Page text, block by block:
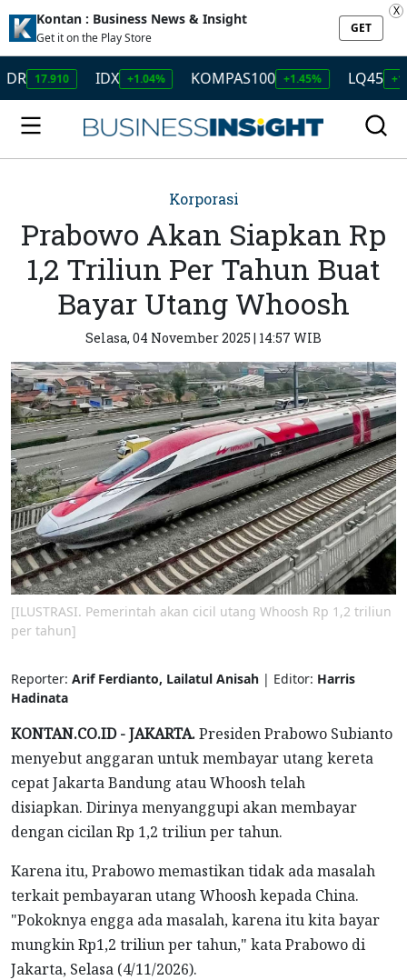
Kontan : Business News & Insight
Get it on the Play Store
GET
X
17.910 IDX +1.04% KOMPAS100 +1.45% LQ45 +1.50%
Korporasi
Prabowo Akan Siapkan Rp
1,2 Triliun Per Tahun Buat
Bayar Utang Whoosh
Selasa, 04 November 2025 | 14:57 WIB
[ILUSTRASI. Pemerintah akan cicil utang Whoosh Rp 1,2 triliun
per tahun]
Reporter: Arif Ferdianto, Lailatul Anisah | Editor: Harris
Hadinata
KONTAN.CO.ID - JAKARTA.Presiden Prabowo Subianto
menyebut anggaran untuk membayar utang kereta
cepat Jakarta Bandung atau Whoosh telah
disiapkan. Dirinya menyanggupi akan membayar
dengan cicilan Rp 1,2 triliun per tahun.
Karena itu, Prabowo memastikan tidak ada masalah
terkait pembayaran utang Whoosh kepada China.
"Pokoknya engga ada masalah, karena itu kita bayar
mungkin Rp1,2 triliun per tahun," kata Prabowo di
Jakarta, Selasa (4/11/2026).